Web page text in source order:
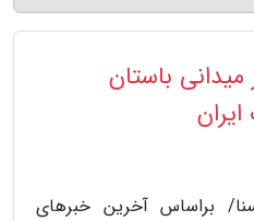
باستان
براساس آخرین خبرهای